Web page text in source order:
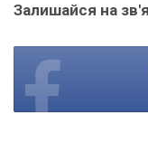
Залишайся на